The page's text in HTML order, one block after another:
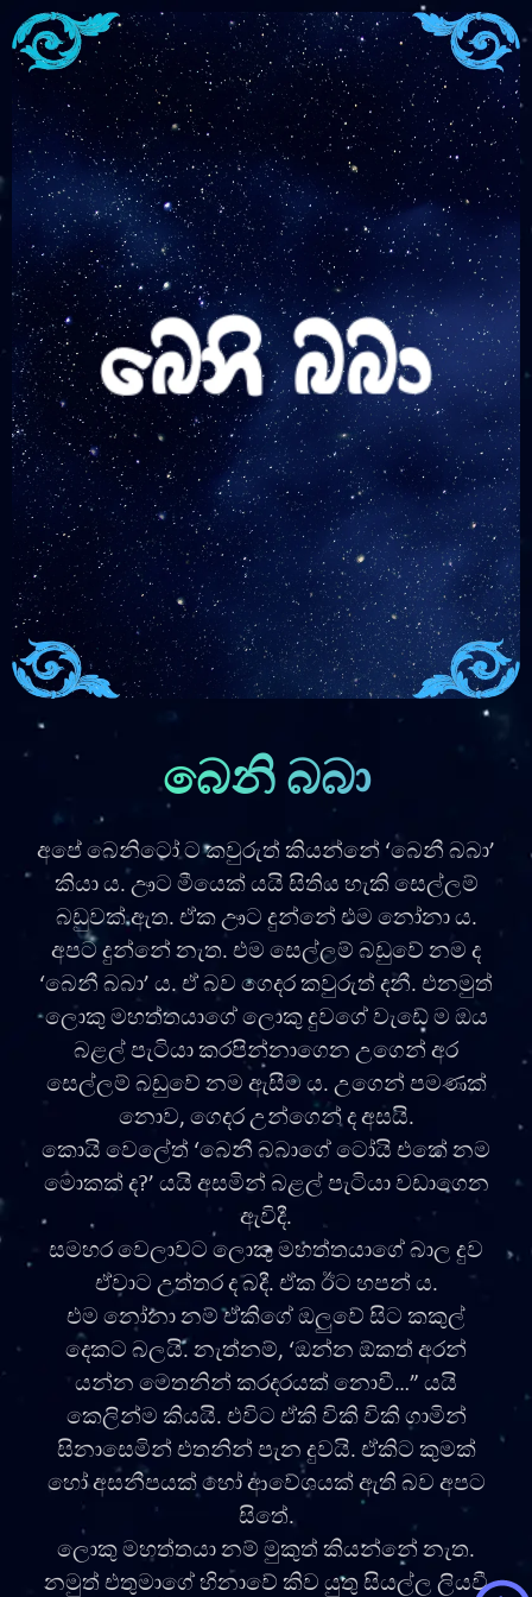
බෙනි බබා
අපේ බෙනිටෝ ට කවුරුත් කියන්නේ ‘බෙනී බබා’
කියා ය. ඌට මීයෙක් යයි සිතිය හැකි සෙල්ලම්
බඩුවක් ඇත. ඒක ඌට දුන්නේ එම නෝනා ය.
අපට දුන්නේ නැත. එම සෙල්ලම් බඩුවේ නම ද
‘බෙනී බබා’ ය. ඒ බව ගෙදර කවුරුත් දනී. එනමුත්
ලොකු මහත්තයාගේ ලොකු දුවගේ වැඩේ ම ඔය
බළල් පැටියා කරපින්නාගෙන උගෙන් අර
සෙල්ලම් බඩුවේ නම ඇසීම ය. උගෙන් පමණක්
නොව, ගෙදර උන්ගෙන් ද අසයි.
කොයි වෙලේත් ‘බෙනී බබාගේ ටෝයි එකේ නම
මොකක් ද?’ යයි අසමින් බළල් පැටියා වඩාගෙන
ඇවිදී.
සමහර වෙලාවට ලොකු මහත්තයාගේ බාල දුව
ඒවාට උත්තර ද බදී. ඒක ඊට හපන් ය.
එම නෝනා නම් ඒකිගේ ඔලුවේ සිට කකුල්
දෙකට බලයි. නැත්නම්, ‘ඔන්න ඕකත් අරන්
යන්න මෙතනින් කරදරයක් නොවී…” යයි
කෙලින්ම කියයි. එවිට ඒකි විකි විකි ගාමින්
සිනාසෙමින් එතනින් පැන දුවයි. ඒකිට කුමක්
හෝ අසනීපයක් හෝ ආවේශයක් ඇති බව අපට
සිතේ.
ලොකු මහත්තයා නම් මුකුත් කියන්නේ නැත.
නමුත් එතුමාගේ හිනාවේ කිව යුතු සියල්ල ලියවී